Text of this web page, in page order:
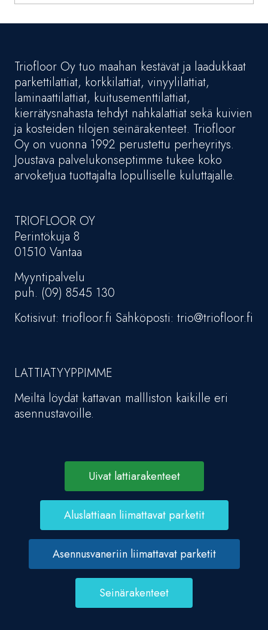
Triofloor Oy tuo maahan kestävät ja laadukkaat
parkettilattiat, korkkilattiat, vinyylilattiat,
laminaattilattiat, kuitusementtilattiat,
kierrätysnahasta tehdyt nahkalattiat sekä kuivien
ja kosteiden tilojen seinärakenteet. Triofloor
Oy on vuonna 1992 perustettu perheyritys.
Joustava palvelukonseptimme tukee koko
arvoketjua tuottajalta lopulliselle kuluttajalle.
TRIOFLOOR OY
Perintökuja 8
01510 Vantaa
Myyntipalvelu
puh. (09) 8545 130
Kotisivut: triofloor.fi Sähköposti: trio@triofloor.fi
LATTIATYYPPIMME
Meiltä löydät kattavan mallliston kaikille eri
asennustavoille.
Uivat lattiarakenteet
Aluslattiaan liimattavat parketit
Asennusvaneriin liimattavat parketit
Seinärakenteet